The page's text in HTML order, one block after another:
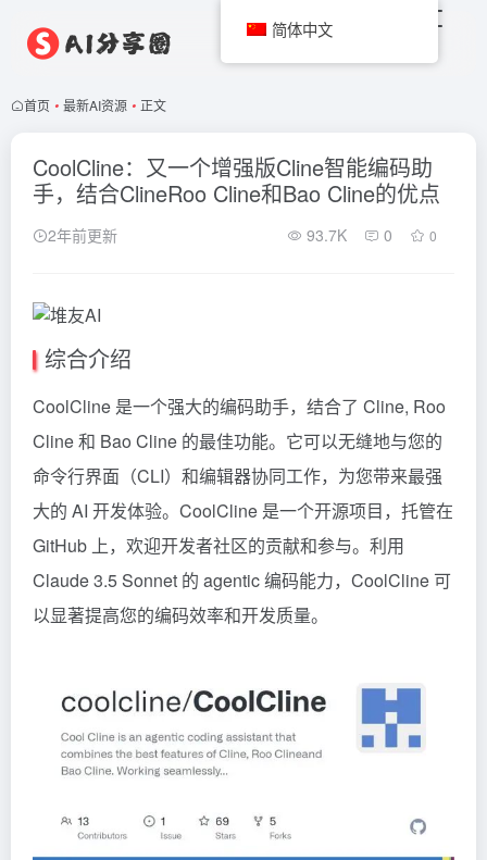
首页 • 最新AI资源 • 正文
CoolCline：又一个增强版Cline智能编码助
手，结合ClineRoo Cline和Bao Cline的优点
2年前更新 93.7K 0 0
综合介绍
CoolCline 是一个强大的编码助手，结合了 Cline, Roo
Cline和 Bao Cline 的最佳功能。它可以无缝地与您的
命令行界面（CLI）和编辑器协同工作，为您带来最强
大的 AI 开发体验。CoolCline 是一个开源项目，托管在
GitHub 上，欢迎开发者社区的贡献和参与。利用
Claude3.5 Sonnet 的 agentic 编码能力，CoolCline 可
以显著提高您的编码效率和开发质量。
简体中文